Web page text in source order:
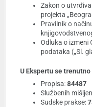
Zakon o
projekta
Pravilnik o
Odluka o izmeni
podataka („Sl.
U Ekspertu se
Propisa:84487
Službenih
Sudske prakse: